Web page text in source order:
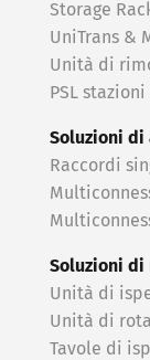
Storage
UniTrans &
Unità di
PSL
Soluzioni di
Raccordi
Soluzioni di
Unità di
Unità di
Tavole di